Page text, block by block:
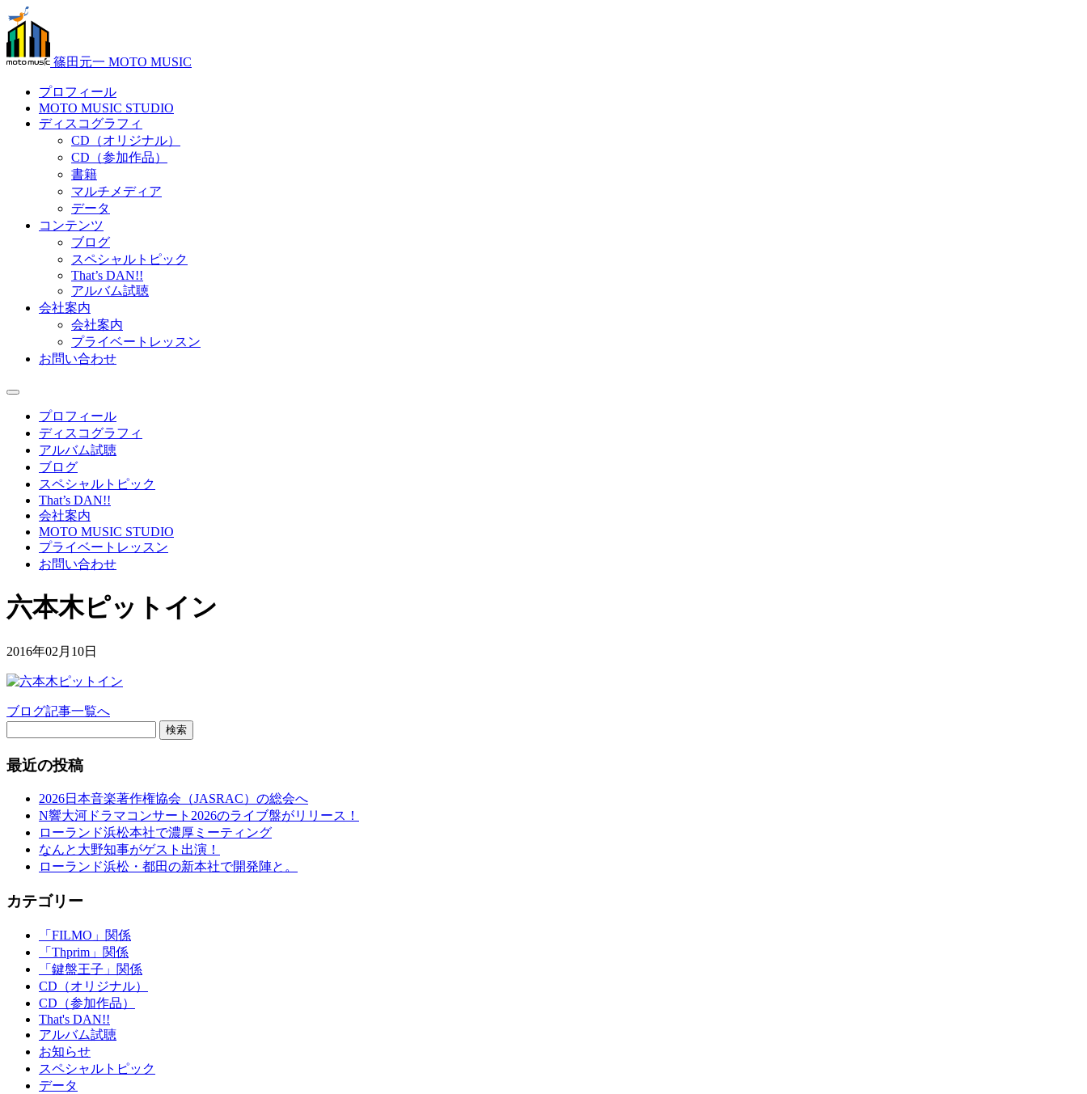
篠田元一 MOTO MUSIC
プロフィール
MOTO MUSIC STUDIO
ディスコグラフィ
CD（オリジナル）
CD（参加作品）
書籍
マルチメディア
データ
コンテンツ
ブログ
スペシャルトピック
That’s DAN!!
アルバム試聴
会社案内
会社案内
プライベートレッスン
お問い合わせ
プロフィール
ディスコグラフィ
アルバム試聴
ブログ
スペシャルトピック
That’s DAN!!
会社案内
MOTO MUSIC STUDIO
プライベートレッスン
お問い合わせ
六本木ピットイン
2016年02月10日
ブログ記事一覧へ
検索
最近の投稿
2026日本音楽著作権協会（JASRAC）の総会へ
N響大河ドラマコンサート2026のライブ盤がリリース！
ローランド浜松本社で濃厚ミーティング
なんと大野知事がゲスト出演！
ローランド浜松・都田の新本社で開発陣と。
カテゴリー
「FILMO」関係
「Thprim」関係
「鍵盤王子」関係
CD（オリジナル）
CD（参加作品）
That's DAN!!
アルバム試聴
お知らせ
スペシャルトピック
データ